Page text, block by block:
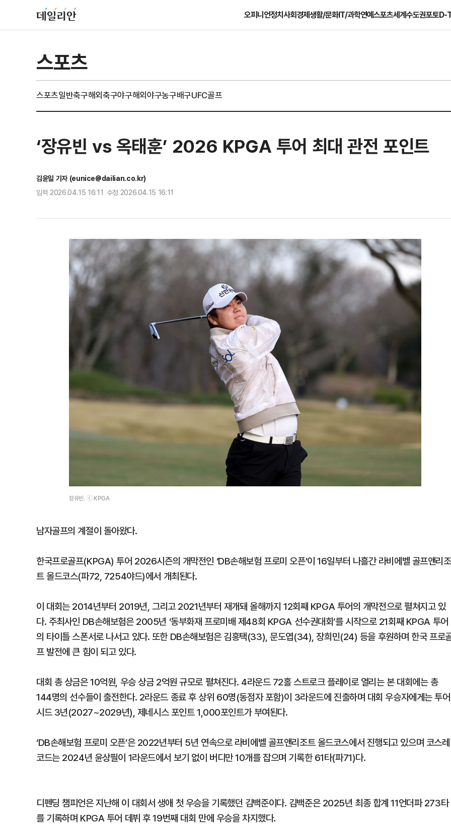
오피니언정치사회경제생활/문화IT/과학연예스포츠세계수도권포토D-
스포츠
스포츠일반축구해외축구야구해외야구농구배구UFC골프
‘장유빈 vs 옥태훈’ 2026 KPGA 투어 최대 관전 포인트
김윤일 기자 (eunice@dailian.co.kr)
입력 2026.04.15 16:11 수정 2026.04.15 16:11
장유빈. ⓒ KPGA
남자골프의 계절이 돌아왔다.
한국프로골프(KPGA) 투어 2026시즌의 개막전인 ‘DB손해보험 프로미 오픈’이 16일부터 나흘간 라비에벨 골프앤리조
트 올드코스(파72, 7254야드)에서 개최된다.
이 대회는 2014년부터 2019년, 그리고 2021년부터 재개돼 올해까지 12회째 KPGA 투어의 개막전으로 펼쳐지고 있
다. 주최사인 DB손해보험은 2005년 ‘동부화재 프로미배 제48회 KPGA 선수권대회’를 시작으로 21회째 KPGA 투어
의 타이틀 스폰서로 나서고 있다. 또한 DB손해보험은 김홍택(33), 문도엽(34), 장희민(24) 등을 후원하며 한국 프로
프 발전에 큰 힘이 되고 있다.
대회 총 상금은 10억원, 우승 상금 2억원 규모로 펼쳐진다. 4라운드 72홀 스트로크 플레이로 열리는 본 대회에는 총
144명의 선수들이 출전한다. 2라운드 종료 후 상위 60명(동점자 포함)이 3라운드에 진출하며 대회 우승자에게는 투어
시드 3년(2027~2029년), 제네시스 포인트 1,000포인트가 부여된다.
‘DB손해보험 프로미 오픈’은 2022년부터 5년 연속으로 라비에벨 골프앤리조트 올드코스에서 진행되고 있으며 코스레
코드는 2024년 윤상필이 1라운드에서 보기 없이 버디만 10개를 잡으며 기록한 61타(파71)다.
디펜딩 챔피언은 지난해 이 대회서 생애 첫 우승을 기록했던 김백준이다. 김백준은 2025년 최종 합계 11언더파 273타
를 기록하며 KPGA 투어 데뷔 후 19번째 대회 만에 우승을 차지했다.
1
송영길·김민석, '조희대 탄핵
법사위원들 "즉시 대법관 제
"편해서 매일 신었는데"...전
3
3000원짜리 장바구니 'K굿
국인 관광객 필수템은?
4
"집값 아닌 국민 잡아" "국민
민의힘, 부동산 세제개편안 맹
5
'입추' 무색한 찜통더위...오후
염중대경보 지역은